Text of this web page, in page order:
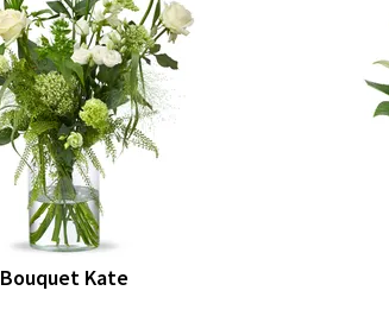
Bouquet Kate